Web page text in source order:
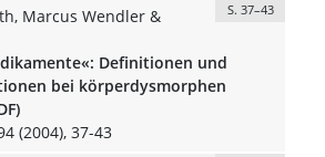
Marcus Wendler &
S. 37–43
Definitionen und
bei körperdysmorphen
(2004), 37-43